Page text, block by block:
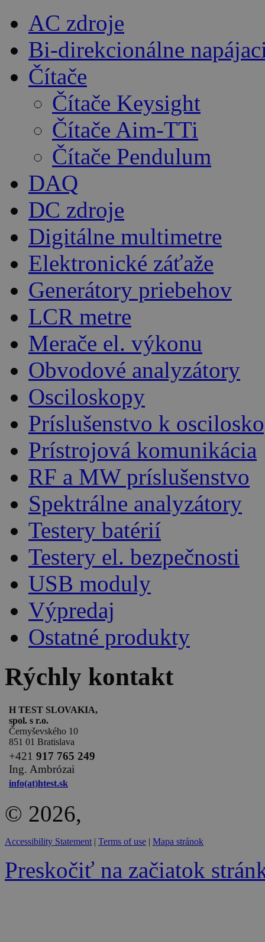
AC zdroje
Bi-direkcionálne
Čítače
Čítače Keysight
Čítače Aim-TTi
Čítače Pendulum
DAQ
DC zdroje
Digitálne multimetre
Elektronické záťaže
Generátory priebehov
LCR metre
Merače el. výkonu
Obvodové analyzátory
Osciloskopy
Príslušenstvo k
Prístrojová komunikácia
RF a MW príslušenstvo
Spektrálne analyzátory
Testery batérií
Testery el. bezpečnosti
USB moduly
Výpredaj
Ostatné produkty
Rýchly kontakt
H TEST SLOVAKIA,
spol. s r.o.
Černyševského 10
851 01 Bratislava
+421 917 765 249
Ing. Ambrózai
info(at)htest.sk
© 2026,
Accessibility Statement | Terms of use | Mapa stránok
Preskočiť na začiatok